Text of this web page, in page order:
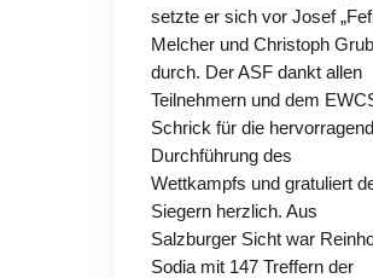
setzte er sich vor Josef
Melcher und Christoph
durch. Der ASF dankt allen
Teilnehmern und dem
Schrick für die
Durchführung des
Wettkampfs und gratuliert
Siegern herzlich. Aus
Salzburger Sicht war
Sodia mit 147 Treffern der